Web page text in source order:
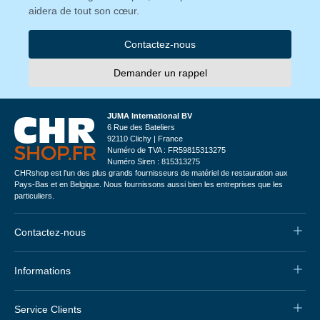
aidera de tout son cœur.
Contactez-nous
Demander un rappel
JUMA International BV
6 Rue des Bateliers
92110 Clichy | France
Numéro de TVA : FR59815313275
Numéro Siren : 815313275
CHRshop est l'un des plus grands fournisseurs de matériel de restauration aux
Pays-Bas et en Belgique. Nous fournissons aussi bien les entreprises que les
particuliers.
Contactez-nous
Informations
Service Clients